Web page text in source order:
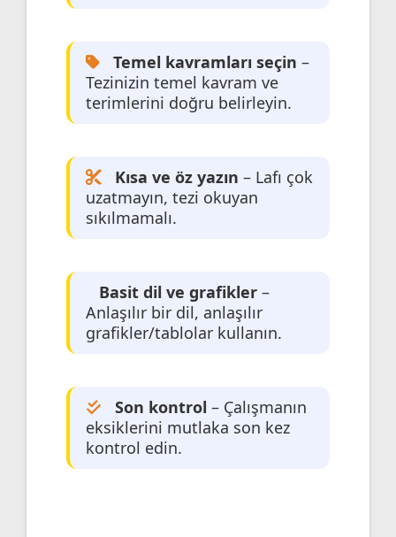
Temel kavramları seçin –
Tezinizin temel kavram ve
terimlerini doğru belirleyin.
Kısa ve öz yazın – Lafı çok
uzatmayın, tezi okuyan
sıkılmamalı.
Basit dil ve grafikler –
Anlaşılır bir dil, anlaşılır
grafikler/tablolar kullanın.
Son kontrol – Çalışmanın
eksiklerini mutlaka son kez
kontrol edin.